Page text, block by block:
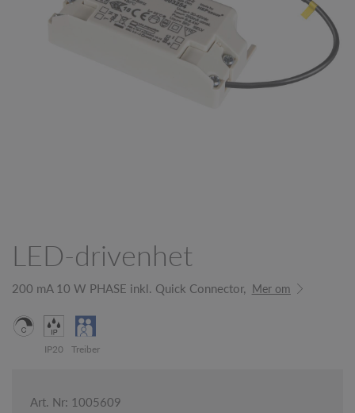
LED-drivenhet
200 mA 10 W PHASE inkl. Quick Connector, Mer om
IP20 Treiber
Art. Nr: 1005609